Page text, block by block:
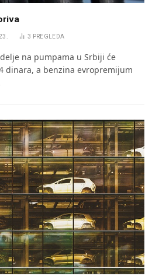
3 PREGLEDA
na pumpama u Srbiji će
dinara, a benzina evropremijum